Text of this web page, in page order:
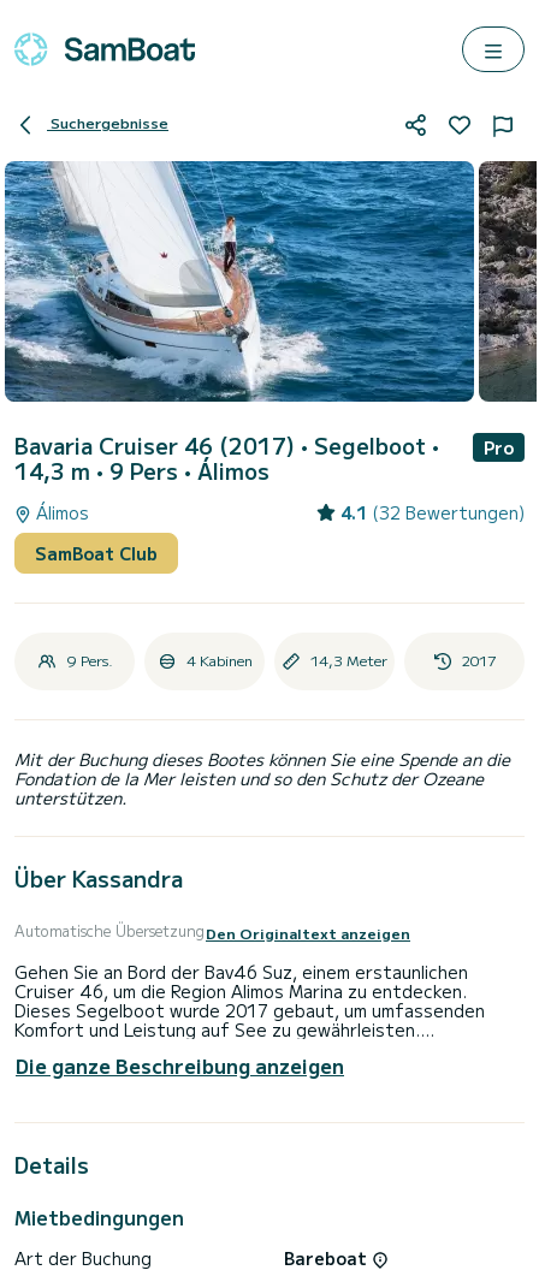
Suchergebnisse
Bavaria Cruiser 46 (2017) • Segelboot •
14,3 m • 9 Pers • Álimos
Pro
Álimos 4.1 (32 Bewertungen)
SamBoat Club
9 Pers. 4 Kabinen 14,3 Meter 2017
Mit der Buchung dieses Bootes können Sie eine Spende an die
Fondation de la Mer leisten und so den Schutz der Ozeane
unterstützen.
Über Kassandra
Automatische ÜbersetzungDen Originaltext anzeigen
Gehen Sie an Bord der Bav46 Suz, einem erstaunlichen
Cruiser 46, um die Region Alimos Marina zu entdecken.
Dieses Segelboot wurde 2017 gebaut, um umfassenden
Komfort und Leistung auf See zu gewährleisten.
Das Segelboot ist 14 Meter lang und hat 75 PS. Die 4
Kabinen bieten Platz für 9 Passagiere während der Fahrt.
Für Ihren Komfort verfügt die Bav46 Suz über 3 Toiletten
Bugstrahlruder.
Wenn Sie Fragen zum Boot oder den Charterbedingungen
Die ganze Beschreibung anzeigen
Details
Mietbedingungen
Art der Buchung
Bareboat